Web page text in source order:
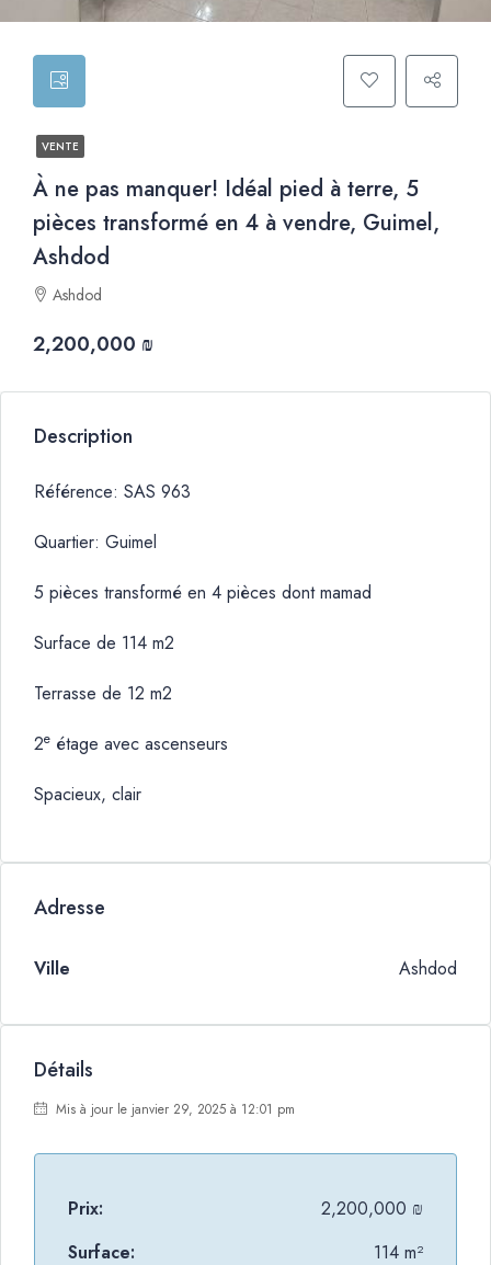
VENTE
À ne pas manquer! Idéal pied à terre, 5
pièces transformé en 4 à vendre, Guimel,
Ashdod
Ashdod
2,200,000 ₪
Description
Référence: SAS 963
Quartier: Guimel
5 pièces transformé en 4 pièces dont mamad
Surface de 114 m2
Terrasse de 12 m2
2e étage avec ascenseurs
Spacieux, clair
Adresse
Ville Ashdod
Détails
Mis à jour le janvier 29, 2025 à 12:01 pm
Prix:
2,200,000 ₪
Surface:
114 m²